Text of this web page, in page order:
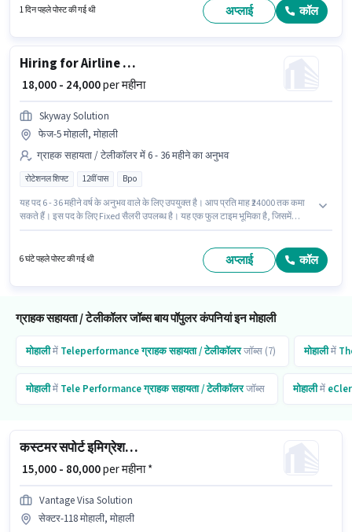
कम से कम 12वीं पास डिग्री या सर्टिफिकेट होना चाहिए। यह पद 0 - 3 वर्षो वर्ष के अनुभव वाले
के लिए उपयुक्त है। आप प्रति माह ₹27000 तक कमा सकते हैं।
1 दिन पहले पोस्ट की गई थी अप्लाई कॉल
Hiring for Airline process
₹ 18,000 - 24,000per महीना
Skyway Solution
फेज-5 मोहाली, मोहाली
ग्राहक सहायता / टेलीकॉलर में 6 - 36 महीने का अनुभव
रोटेशनल शिफ्ट 12वीं पास Bpo
यह पद 6 - 36 महीने वर्ष के अनुभव वाले के लिए उपयुक्त है। आप प्रति माह ₹24000 तक कमा
सकते हैं। इस पद के लिए Fixed सैलरी उपलब्ध है। यह एक फुल टाइम भूमिका है, जिसमें
होना अनिवार्य है। Skyway Solution ग्राहक सहायता / टेलीकॉलर श्रेणी में Hiring for
Airline process पद के लिए सक्रिय रूप से हायर कर रहा है।
6 घंटे पहले पोस्ट की गई थी अप्लाई कॉल
ग्राहक सहायता / टेलीकॉलर जॉब्स बाय पॉपुलर कंपनियां इन मोहाली
मोहालीमें Teleperformanceग्राहक सहायता / टेलीकॉलरजॉब्स (7) मोहालीमें
मोहालीमें Tele Performanceग्राहक सहायता / टेलीकॉलरजॉब्स मोहालीमें
कस्टमर सपोर्ट इमिग्रेशन कंसल्टेंट
₹ 15,000 - 80,000per महीना *
Vantage Visa Solution
सेक्टर-118 मोहाली, मोहाली